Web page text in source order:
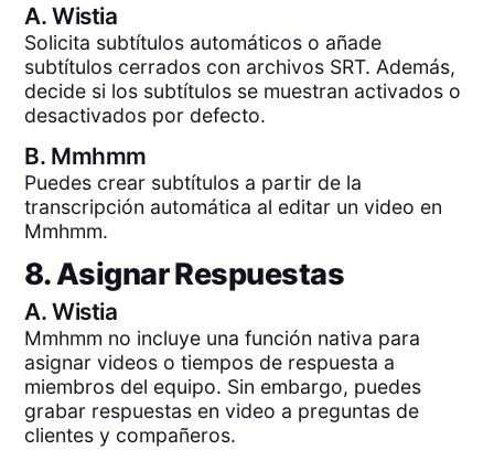
A.Wistia
Solicita subtítulos automáticos o añade
subtítulos cerrados con archivos SRT. Además,
decide si los subtítulos se muestran activados o
desactivados por defecto.
B. Mmhmm
Puedes crear subtítulos a partir de la
transcripción automática al editar un video en
Mmhmm.
8. Asignar Respuestas
A.Wistia
Mmhmm no incluye una función nativa para
asignar videos o tiempos de respuesta a
miembros del equipo. Sin embargo, puedes
grabar respuestas en video a preguntas de
clientes y compañeros.